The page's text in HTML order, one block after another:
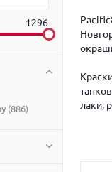
1296
(886)
лаки,